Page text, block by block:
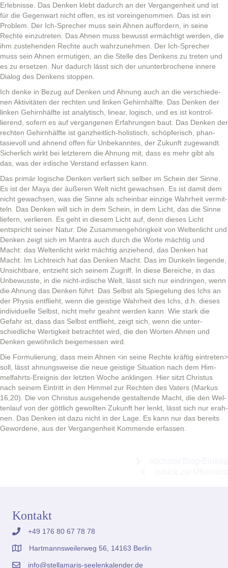
Erleb­nisse. Das Denken klebt dadurch an der Ver­gan­gen­heit und ist
für die Gegen­wart nicht offen, es ist vor­ein­genom­men. Das ist ein
Prob­lem. Der Ich-Sprech­er muss sein Ahnen auf­fordern, in seine
Rechte einzutreten. Das Ahnen muss bewusst ermächtigt wer­den, die
ihm zuste­hen­den Rechte auch wahrzunehmen. Der Ich-Sprech­er
muss sein Ahnen ermuti­gen, an die Stelle des Denkens zu treten und
es zu erset­zen. Nur dadurch lässt sich der unun­ter­broch­ene innere
Dia­log des Denkens stoppen.
Ich denke in Bezug auf Denken und Ahnung auch an die ver­schiede­
nen Aktiv­itäten der recht­en und linken Gehirn­hälfte. Das Denken der
linken Gehirn­hälfte ist ana­lytisch, lin­ear, logisch, und es ist kon­trol­
lierend, sofern es auf ver­gan­genen Erfahrun­gen baut. Das Denken der
recht­en Gehirn­hälfte ist ganzheitlich-holis­tisch, schöpferisch, phan­
tasievoll und ahnend offen für Unbekan­ntes, der Zukun­ft zuge­wandt.
Sicher­lich wirkt bei let­zterem die Ahnung mit, dass es mehr gibt als
das, was der irdis­che Ver­stand erfassen kann.
Das primär logis­che Denken ver­liert sich sel­ber im Schein der Sinne.
Es ist der Maya der äußeren Welt nicht gewach­sen. Es ist damit dem
nicht gewach­sen, was die Sinne als schein­bar einzige Wahrheit ver­mit­
teln. Das Denken will sich in dem Schein, in dem Licht, das die Sinne
liefern, ver­lieren. Es geht in diesem Licht auf, denn dieses Licht
entspricht sein­er Natur. Die Zusam­menge­hörigkeit von Wel­tenlicht und
Denken zeigt sich im Mantra auch durch die Worte mächtig und
Macht: das Wel­tenlicht wirkt mächtig anziehend, das Denken hat
Macht. Im Lichtre­ich hat das Denken Macht. Das im Dunkeln liegende,
Unsicht­bare, entzieht sich seinem Zugriff. In diese Bere­iche, in das
Unbe­wusste, in die nicht-irdis­che Welt, lässt sich nur ein­drin­gen, wenn
die Ahnung das Denken führt. Das Selb­st als Spiegelung des Ichs an
der Physis ent­flieht, wenn die geistige Wahrheit des Ichs, d.h. dieses
indi­vidu­elle Selb­st, nicht mehr geah­nt wer­den kann. Wie stark die
Gefahr ist, dass das Selb­st ent­flieht, zeigt sich, wenn die unter­
schiedliche Wer­tigkeit betra­chtet wird, die den Worten Ahnen und
Denken gewöhn­lich beigemessen wird.
Die For­mulierung, dass mein Ahnen <in seine Rechte kräftig ein­treten>
soll, lässt ahnungsweise die neue geistige Sit­u­a­tion nach dem Him­
melfahrts-Ereig­nis der let­zten Woche anklin­gen. Hier sitzt Chris­tus
nach seinem Ein­tritt in den Him­mel zur Recht­en des Vaters (Markus
16,20). Die von Chris­tus aus­ge­hende gestal­tende Macht, die den Wel­
tenlauf von der göt­tlich gewoll­ten Zukun­ft her lenkt, lässt sich nur erah­
nen. Das Denken ist dazu nicht in der Lage. Es kann nur das bere­its
Gewor­dene, aus der Ver­gan­gen­heit Kom­mende erfassen.
Kontakt
+49 176 80 67 78 78
Hartmannsweilerweg 56, 14163 Berlin
info@stellamaris-seelenkalender.de